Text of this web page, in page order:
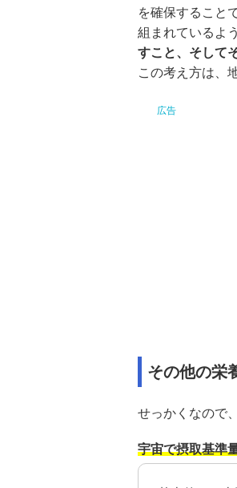
を確保すること
組まれているよ
すこと、そして
この考え方は、
その他の栄
せっかくなので
宇宙で摂取基準